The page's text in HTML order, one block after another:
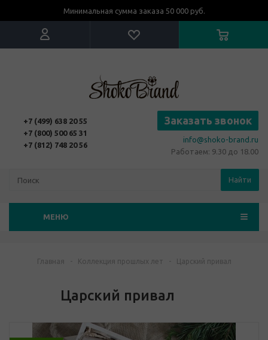
Минимальная сумма заказа 50 000 руб.
+7 (499) 638 20 55
+7 (800) 500 65 31
+7 (812) 748 20 56
Заказать звонок
info@shoko-brand.ru
Работаем: 9.30 до 18.00
Найти
МЕНЮ
Главная - Коллекция прошлых лет - Царский привал
Царский привал